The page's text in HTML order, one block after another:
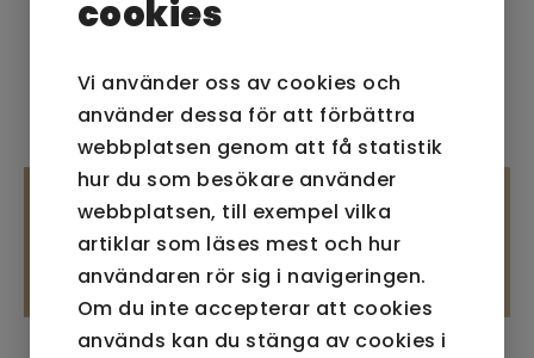
cookies
Vi använder oss av cookies och
använder dessa för att förbättra
webbplatsen genom att få statistik
hur du som besökare använder
webbplatsen, till exempel vilka
artiklar som läses mest och hur
användaren rör sig i navigeringen.
Om du inte accepterar att cookies
används kan du stänga av cookies i
både främjar arbetsmiljön för de som
omständig och tyst tömning, jämfört med
flera andra markstående lösningar.